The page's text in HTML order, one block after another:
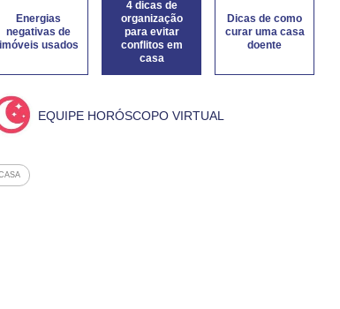
Energias
negativas de
imóveis usados
4 dicas de
organização
para evitar
conflitos em
casa
Dicas de como
curar uma casa
doente
EQUIPE HORÓSCOPO VIRTUAL